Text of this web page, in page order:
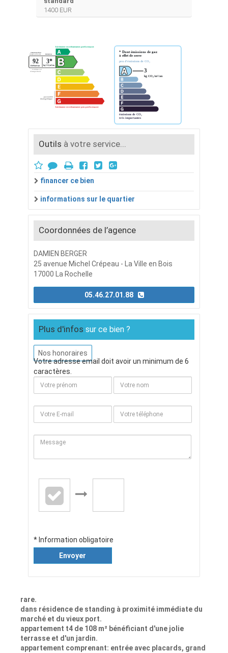
1400 EUR
Outils à votre service...
financer ce bien
informations sur le quartier
Coordonnées de l’agence
DAMIEN BERGER
25 avenue Michel Crépeau - La Ville en Bois
17000 La Rochelle
Plus d'infos sur ce bien ?
Nos honoraires
Votre adresse email doit avoir un minimum de 6
caractères.
* Information obligatoire
Envoyer
rare.
dans résidence de standing à proximité immédiate du
marché et du vieux port.
appartement t4 de 108 m² bénéficiant d'une jolie
terrasse et d'un jardin.
appartement comprenant: entrée avec placards, grand